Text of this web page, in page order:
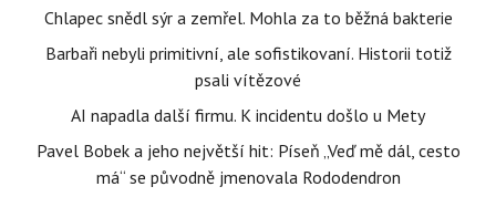
Chlapec snědl sýr a zemřel. Mohla za to běžná bakterie
Barbaři nebyli primitivní, ale sofistikovaní. Historii totiž
psali vítězové
AI napadla další firmu. K incidentu došlo u Mety
Pavel Bobek a jeho největší hit: Píseň „Veď mě dál, cesto
má“ se původně jmenovala Rododendron